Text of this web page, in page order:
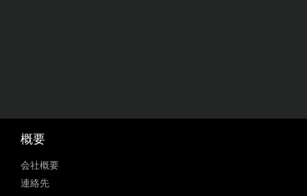
概要
会社概要
連絡先